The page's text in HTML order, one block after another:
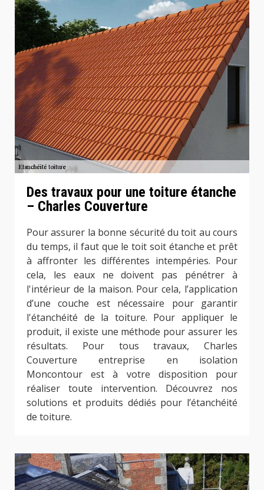
Des travaux pour une toiture étanche
– Charles Couverture
Pour assurer la bonne sécurité du toit au cours
du temps, il faut que le toit soit étanche et prêt
à affronter les différentes intempéries. Pour
cela, les eaux ne doivent pas pénétrer à
l'intérieur de la maison. Pour cela, l’application
d’une couche est nécessaire pour garantir
l'étanchéité de la toiture. Pour appliquer le
produit, il existe une méthode pour assurer les
résultats. Pour tous travaux, Charles
Couverture entreprise en isolation
Moncontour est à votre disposition pour
réaliser toute intervention. Découvrez nos
solutions et produits dédiés pour l’étanchéité
de toiture.